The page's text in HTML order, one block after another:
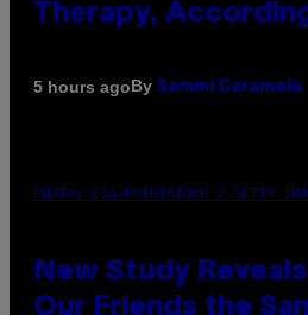
Therapy,
5 hours agoBy Sammi Caramela
PHOTO: CSA-PRINTSTOCK / GETTY
New Study
Our Friends the